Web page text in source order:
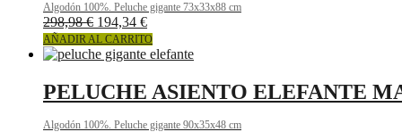
Algodón 100%. Peluche gigante 73x33x88 cm
298,98€ 194,34 €
AÑADIR AL CARRITO
PELUCHE ASIENTO ELEFANTE
Algodón 100%. Peluche gigante 90x35x48 cm